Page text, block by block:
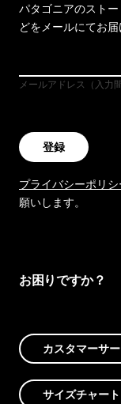
パタゴニアのスト
どをメールにてお届
メールアドレス（入力
登録
プライバシーポリシ
願いします。
お困りですか？
カスタマーサ
サイズチャー